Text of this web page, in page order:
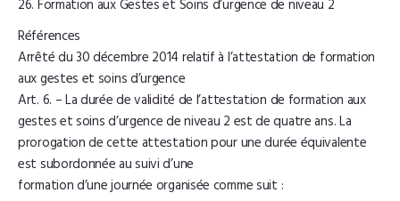
26. Formation aux Gestes et Soins d’urgence de niveau 2
Références
Arrêté du 30 décembre 2014 relatif à l’attestation de formation
aux gestes et soins d’urgence
Art. 6. – La durée de validité de l’attestation de formation aux
gestes et soins d’urgence de niveau 2 est de quatre ans. La
prorogation de cette attestation pour une durée équivalente
est subordonnée au suivi d’une
formation d’une journée organisée comme suit :